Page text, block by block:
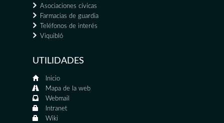
Asociaciones cívicas
Farmacias de guardia
Teléfonos de interés
Viquibló
UTILIDADES
Inicio
Mapa de la web
Webmail
Intranet
Wiki